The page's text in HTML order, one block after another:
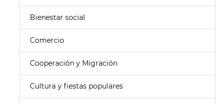
Bienestar social
Comercio
Cooperación y Migración
Cultura y fiestas populares